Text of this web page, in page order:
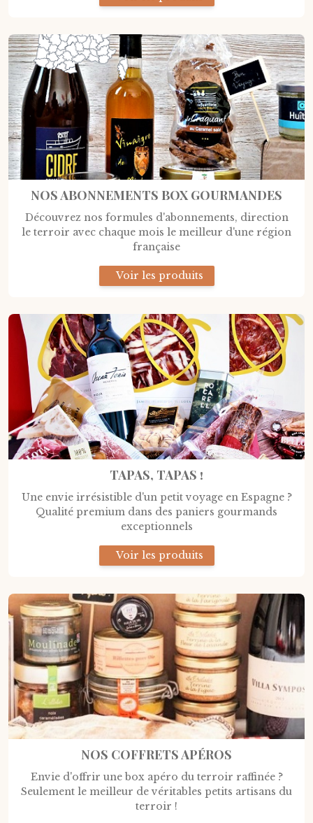
NOS ABONNEMENTS BOX GOURMANDES
Découvrez nos formules d'abonnements, direction
le terroir avec chaque mois le meilleur d'une région
française
Voir les produits
TAPAS, TAPAS !
Une envie irrésistible d'un petit voyage en Espagne ?
Qualité premium dans des paniers gourmands
exceptionnels
Voir les produits
NOS COFFRETS APÉROS
Envie d'offrir une box apéro du terroir raffinée ?
Seulement le meilleur de véritables petits artisans du
terroir !